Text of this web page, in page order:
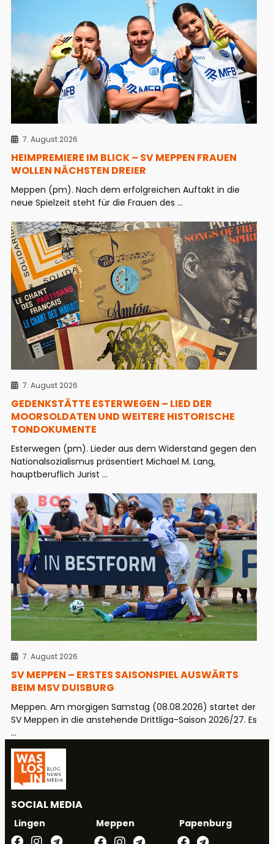
7. August 2026
HEIMPREMIERE IM BLICK – SV MEPPEN FRAUEN
WOLLEN NÄCHSTEN DREIER
Meppen (pm). Nach dem erfolgreichen Auftakt in die
neue Spielzeit steht für die Frauen des ...
7. August 2026
GEDENKSTÄTTE ESTERWEGEN – LIED DER
MOORSOLDATEN UND WEITERE HISTORISCHE
TONDOKUMENTE
Esterwegen (pm). Lieder aus dem Widerstand gegen den
Nationalsozialismus präsentiert Michael M. Lang,
hauptberuflich Jurist ...
7. August 2026
SV MEPPEN – ERSTES SAISONSPIEL AUSWÄRTS
BEIM MSV DUISBURG
Meppen. Am morgigen Samstag (08.08.2026) startet der
SV Meppen in die anstehende Drittliga-Saison 2026/27. Es
...
SOCIAL MEDIA
Lingen Meppen Papenburg